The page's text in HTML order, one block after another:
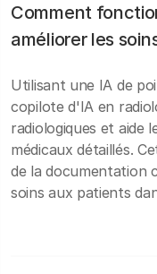
Comment
améliorer les
Utilisant une IA de
copilote d'IA en
radiologiques et aide
médicaux détaillés.
de la documentation
soins aux patients